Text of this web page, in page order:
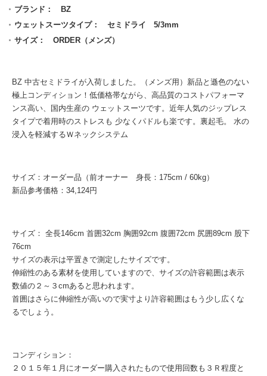
ブランド： BZ
ウェットスーツタイプ： セミドライ 5/3mm
サイズ： ORDER（メンズ）
BZ 中古セミドライが入荷しました。（メンズ用）新品と遜色のない
極上コンディション！低価格帯ながら、高品質のコストパフォーマ
ンス高い、国内生産の ウェットスーツです。近年人気のジップレス
タイプで着用時のストレスも 少なくパドルも楽です。裏起毛。 水の
浸入を軽減するＷネックシステム
サイズ：オーダー品（前オーナー 身長：175cm / 60kg）
新品参考価格：34,124円
サイズ： 全長146cm 首囲32cm 胸囲92cm 腹囲72cm 尻囲89cm 股下
76cm
サイズの表示は平置きで測定したサイズです。
伸縮性のある素材を使用していますので、サイズの許容範囲は表示
数値の２～３cmあると思われます。
首囲はさらに伸縮性が高いので実寸より許容範囲はもう少し広くな
るでしょう。
コンディション：
２０１５年１月にオーダー購入されたもので使用回数も３Ｒ程度と